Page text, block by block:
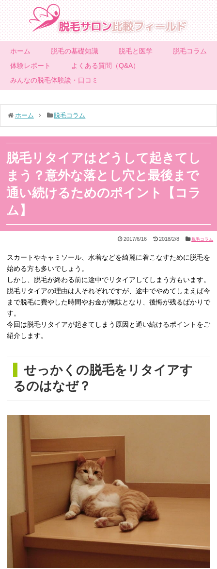
ホーム 脱毛の基礎知識 脱毛と医学
脱毛コラム
体験レポート
よくある質問（Q&A）
みんなの脱毛体験談・口コミ
ホーム 脱毛コラム
脱毛リタイアはどうして起きてし
まう？意外な落とし穴と最後まで
通い続けるためのポイント【コラ
ム】
2017/6/16 2018/2/8 脱毛コラム
スカートやキャミソール、水着などを綺麗に着こなすために脱毛を
始める方も多いでしょう。
しかし、脱毛が終わる前に途中でリタイアしてしまう方もいます。
脱毛リタイアの理由は人それぞれですが、途中でやめてしまえば今
まで脱毛に費やした時間やお金が無駄となり、後悔が残るばかりで
す。
今回は脱毛リタイアが起きてしまう原因と通い続けるポイントをご
紹介します。
せっかくの脱毛をリタイアす
るのはなぜ？